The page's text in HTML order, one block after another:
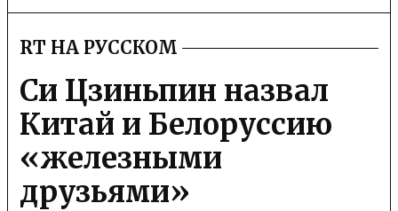
POSTED
IN
RT НА РУССКОМ
Си Цзиньпин назвал
Китай и Белоруссию
«железными
друзьями»